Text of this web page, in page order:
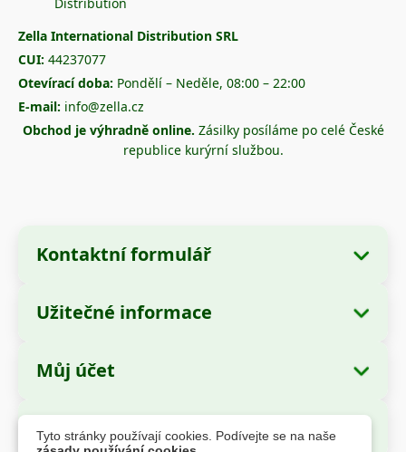
Tyto stránky používají cookies. Podívejte se na naše
Zella International Distribution SRL
CUI: 44237077
Otevírací doba: Pondělí – Neděle, 08:00 – 22:00
E-mail: info@zella.cz
Obchod je výhradně online. Zásilky posíláme po celé České
republice kurýrní službou.
Kontaktní formulář
Název společnosti:
Distribution SRL
Sídlo:Strada Cuza Vodă nr. 97, Sector 4,
București, 040283, România
Užitečné informace
Jak objednávat?
Způsoby platby
Informace o dopravě
Můj účet
Moje objednávky
Osobní údaje
Bezpečné platby